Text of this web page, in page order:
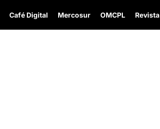
Café Digital Mercosur OMCPL